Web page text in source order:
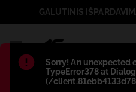
Błąd:
Sorry! An unexpected
TypeError378 at Dialog
(/
GALUTINIS